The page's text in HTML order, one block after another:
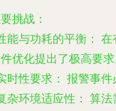
挑战：
能与功耗的平衡： 在
优化提出了极高要求
时性要求： 报警事件
杂环境适应性： 算法